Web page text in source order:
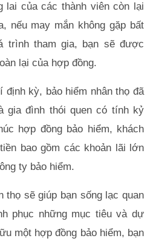
lai của các thành viên còn lại
nếu may mắn không gặp bất
trình tham gia, bạn sẽ được
lại của hợp đồng.
định kỳ, bảo hiểm nhân thọ đã
gia đình thói quen có tính kỷ
hợp đồng bảo hiểm, khách
bao gồm các khoản lãi lớn
ty bảo hiểm.
thọ sẽ giúp bạn sống lạc quan
phục những mục tiêu và dự
một hợp đồng bảo hiểm, bạn